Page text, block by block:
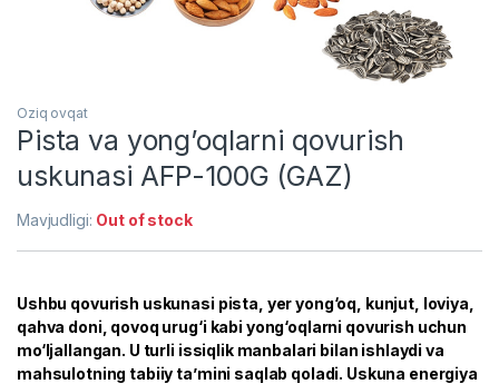
Oziq ovqat
Pista va yong’oqlarni qovurish
uskunasi AFP-100G (GAZ)
Mavjudligi: Out of stock
Ushbu qovurish uskunasi pista, yer yong‘oq, kunjut, loviya,
qahva doni, qovoq urug‘i kabi yong‘oqlarni qovurish uchun
mo‘ljallangan. U turli issiqlik manbalari bilan ishlaydi va
mahsulotning tabiiy ta’mini saqlab qoladi. Uskuna energiya